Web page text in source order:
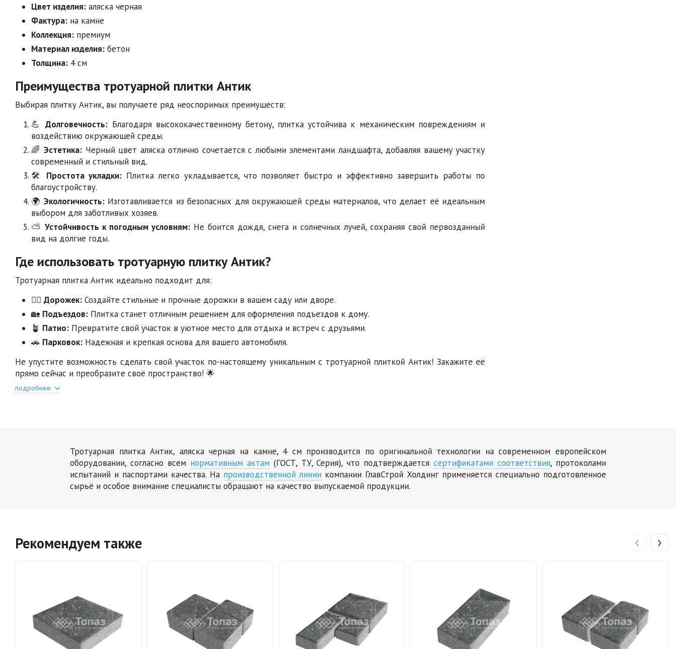
Цвет изделия: аляска черная
Фактура: на камне
Коллекция: премиум
Материал изделия: бетон
Толщина: 4 см
Преимущества тротуарной плитки Антик
Выбирая плитку Антик, вы получаете ряд неоспоримых преимуществ:
💪Долговечность: Благодаря высококачественному бетону, плитка устойчива к механическим повреждениям и
воздействию окружающей среды.
🌈 Эстетика: Черный цвет аляска отлично сочетается с любыми элементами ландшафта, добавляя вашему участку
современный и стильный вид.
🛠️ Простота укладки:Плитка легко укладывается, что позволяет быстро и эффективно завершить работы по
благоустройству.
🌍 Экологичность:Изготавливается из безопасных для окружающей среды материалов, что делает её идеальным
выбором для заботливых хозяев.
⛅ Устойчивость к погодным условиям: Не боится дождя, снега и солнечных лучей, сохраняя свой первозданный
вид на долгие годы.
Где использовать тротуарную плитку Антик?
Тротуарная плитка Антик идеально подходит для:
🚶‍♂️ Дорожек: Создайте стильные и прочные дорожки в вашем саду или дворе.
🏡 Подъездов: Плитка станет отличным решением для оформления подъездов к дому.
🪴 Патио: Превратите свой участок в уютное место для отдыха и встреч с друзьями.
🚗 Парковок: Надежная и крепкая основа для вашего автомобиля.
Не упустите возможность сделать свой участок по-настоящему уникальным с тротуарной плиткой Антик! Закажите её
прямо сейчас и преобразите своё пространство! 🌟
подробнее
Тротуарная плитка Антик, аляска черная на камне, 4 см производится по оригинальной технологии на современном европейском
оборудовании, согласно всем нормативным актам(ГОСТ, ТУ, Серия), что подтверждаетсясертификатами соответствия, протоколами
испытаний и паспортами качества. На производственной линии компании ГлавСтрой Холдинг применяется специально подготовленное
сырьё и особое внимание специалисты обращают на качество выпускаемой продукции.
Рекомендуем также ‹ ›